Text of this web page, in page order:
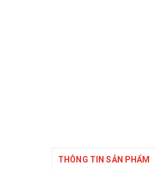
THÔNG TIN SẢN PHẨM